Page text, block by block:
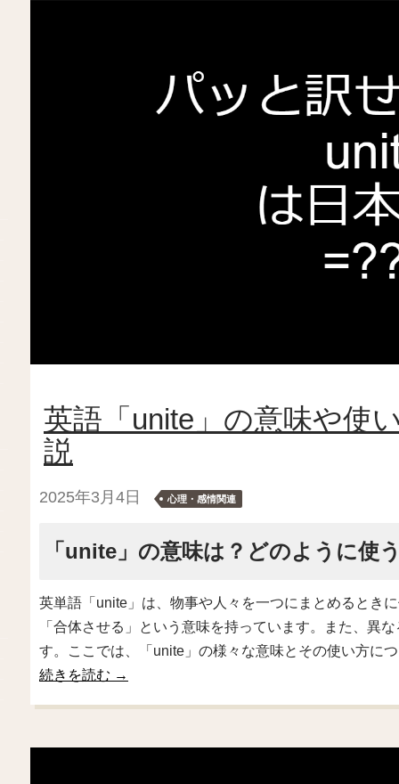
英語「unite」の意味や使
説
2025年3月4日 心理・感情関連
「unite」の意味は？どのように使
英単語「unite」は、物事や人々を一つにまとめるとき
「合体させる」という意味を持っています。また、異
す。ここでは、「unite」の様々な意味とその使い方に
続きを読む →